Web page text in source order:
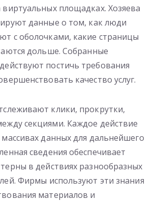
виртуальных площадках. Хозяева
данные о том, как люди
с оболочками, какие страницы
дольше. Собранные
постичь требования
качество услуг.
клики, прокрутки,
секциями. Каждое действие
массивах данных для дальнейшего
сведения обеспечивает
в действиях разнообразных
Фирмы используют эти знания
материалов и